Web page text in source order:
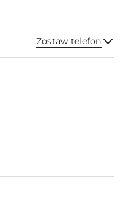
Zostaw telefon